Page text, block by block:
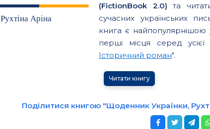
Рухтіна Аріна
(FictionBook 2.0) та
сучасних українських
книга є найпопулярнішою
перші місця серед усієї
Історичний роман".
Читати книгу
Поділитися книгою "Щоденник Українки,